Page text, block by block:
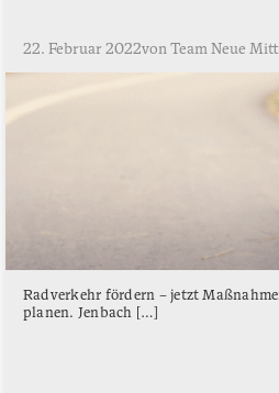
22. Februar 2022von Team Neue
Radverkehr fördern – jetzt
planen. Jenbach […]